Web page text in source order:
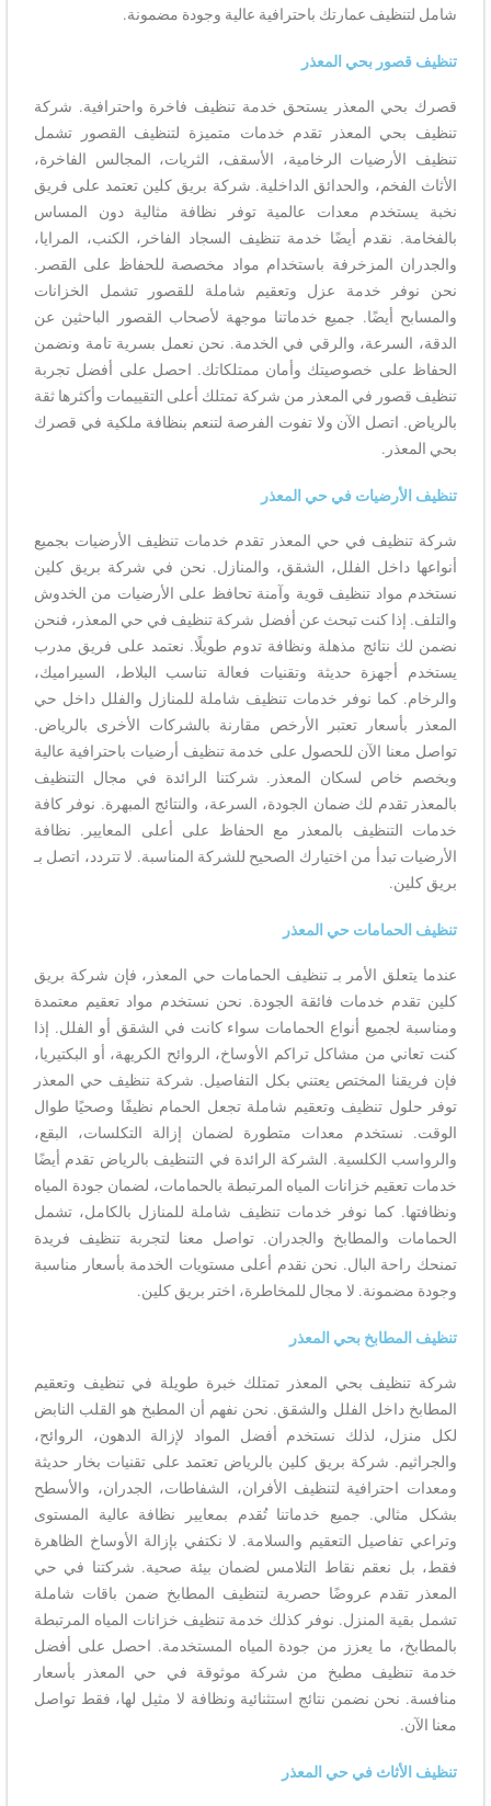
شامل لتنظيف عمارتك باحترافية عالية وجودة مضمونة.
تنظيف قصور بحي المعذر
قصرك بحي المعذر يستحق خدمة تنظيف فاخرة واحترافية. شركة
تنظيف بحي المعذر تقدم خدمات متميزة لتنظيف القصور تشمل
تنظيف الأرضيات الرخامية، الأسقف، الثريات، المجالس الفاخرة،
الأثاث الفخم، والحدائق الداخلية. شركة بريق كلين تعتمد على فريق
نخبة يستخدم معدات عالمية توفر نظافة مثالية دون المساس
بالفخامة. نقدم أيضًا خدمة تنظيف السجاد الفاخر، الكنب، المرايا،
والجدران المزخرفة باستخدام مواد مخصصة للحفاظ على القصر.
نحن نوفر خدمة عزل وتعقيم شاملة للقصور تشمل الخزانات
والمسابح أيضًا. جميع خدماتنا موجهة لأصحاب القصور الباحثين عن
الدقة، السرعة، والرقي في الخدمة. نحن نعمل بسرية تامة ونضمن
الحفاظ على خصوصيتك وأمان ممتلكاتك. احصل على أفضل تجربة
تنظيف قصور في المعذر من شركة تمتلك أعلى التقييمات وأكثرها ثقة
بالرياض. اتصل الآن ولا تفوت الفرصة لتنعم بنظافة ملكية في قصرك
بحي المعذر.
تنظيف الأرضيات في حي المعذر
شركة تنظيف في حي المعذر تقدم خدمات تنظيف الأرضيات بجميع
أنواعها داخل الفلل، الشقق، والمنازل. نحن في شركة بريق كلين
نستخدم مواد تنظيف قوية وآمنة تحافظ على الأرضيات من الخدوش
والتلف. إذا كنت تبحث عن أفضل شركة تنظيف في حي المعذر، فنحن
نضمن لك نتائج مذهلة ونظافة تدوم طويلًا. نعتمد على فريق مدرب
يستخدم أجهزة حديثة وتقنيات فعالة تناسب البلاط، السيراميك،
والرخام. كما نوفر خدمات تنظيف شاملة للمنازل والفلل داخل حي
المعذر بأسعار تعتبر الأرخص مقارنة بالشركات الأخرى بالرياض.
تواصل معنا الآن للحصول على خدمة تنظيف أرضيات باحترافية عالية
وبخصم خاص لسكان المعذر. شركتنا الرائدة في مجال التنظيف
بالمعذر تقدم لك ضمان الجودة، السرعة، والنتائج المبهرة. نوفر كافة
خدمات التنظيف بالمعذر مع الحفاظ على أعلى المعايير. نظافة
الأرضيات تبدأ من اختيارك الصحيح للشركة المناسبة. لا تتردد، اتصل بـ
بريق كلين.
تنظيف الحمامات حي المعذر
عندما يتعلق الأمر بـ تنظيف الحمامات حي المعذر، فإن شركة بريق
كلين تقدم خدمات فائقة الجودة. نحن نستخدم مواد تعقيم معتمدة
ومناسبة لجميع أنواع الحمامات سواء كانت في الشقق أو الفلل. إذا
كنت تعاني من مشاكل تراكم الأوساخ، الروائح الكريهة، أو البكتيريا،
فإن فريقنا المختص يعتني بكل التفاصيل. شركة تنظيف حي المعذر
توفر حلول تنظيف وتعقيم شاملة تجعل الحمام نظيفًا وصحيًا طوال
الوقت. نستخدم معدات متطورة لضمان إزالة التكلسات، البقع،
والرواسب الكلسية. الشركة الرائدة في التنظيف بالرياض تقدم أيضًا
خدمات تعقيم خزانات المياه المرتبطة بالحمامات، لضمان جودة المياه
ونظافتها. كما نوفر خدمات تنظيف شاملة للمنازل بالكامل، تشمل
الحمامات والمطابخ والجدران. تواصل معنا لتجربة تنظيف فريدة
تمنحك راحة البال. نحن نقدم أعلى مستويات الخدمة بأسعار مناسبة
وجودة مضمونة. لا مجال للمخاطرة، اختر بريق كلين.
تنظيف المطابخ بحي المعذر
شركة تنظيف بحي المعذر تمتلك خبرة طويلة في تنظيف وتعقيم
المطابخ داخل الفلل والشقق. نحن نفهم أن المطبخ هو القلب النابض
لكل منزل، لذلك نستخدم أفضل المواد لإزالة الدهون، الروائح،
والجراثيم. شركة بريق كلين بالرياض تعتمد على تقنيات بخار حديثة
ومعدات احترافية لتنظيف الأفران، الشفاطات، الجدران، والأسطح
بشكل مثالي. جميع خدماتنا تُقدم بمعايير نظافة عالية المستوى
وتراعي تفاصيل التعقيم والسلامة. لا نكتفي بإزالة الأوساخ الظاهرة
فقط، بل نعقم نقاط التلامس لضمان بيئة صحية. شركتنا في حي
المعذر تقدم عروضًا حصرية لتنظيف المطابخ ضمن باقات شاملة
تشمل بقية المنزل. نوفر كذلك خدمة تنظيف خزانات المياه المرتبطة
بالمطابخ، ما يعزز من جودة المياه المستخدمة. احصل على أفضل
خدمة تنظيف مطبخ من شركة موثوقة في حي المعذر بأسعار
منافسة. نحن نضمن نتائج استثنائية ونظافة لا مثيل لها، فقط تواصل
معنا الآن.
تنظيف الأثاث في حي المعذر